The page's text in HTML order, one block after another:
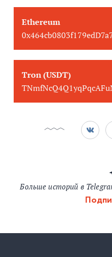
Ethereum
Tron (USDT)
Больше историй в